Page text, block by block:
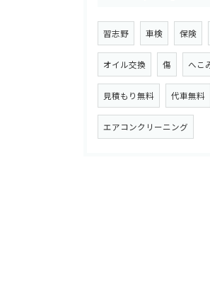
習志野 車検 保険
オイル交換 傷 へこ
見積もり無料 代車無料
エアコンクリーニング